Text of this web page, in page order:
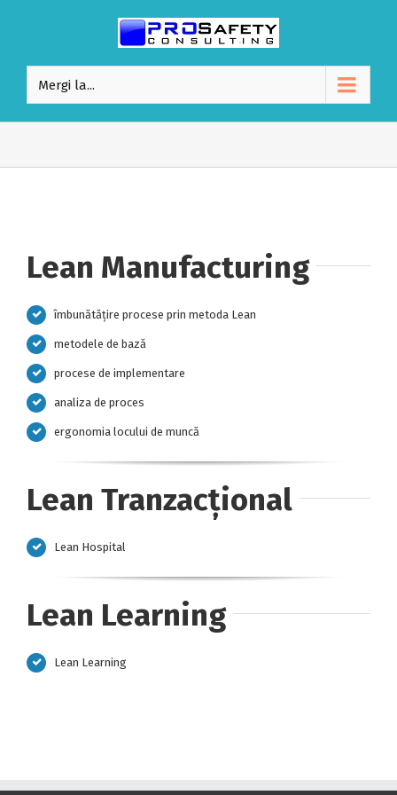
Mergi la...
Lean Manufacturing
îmbunătățire procese prin metoda Lean
metodele de bază
procese de implementare
analiza de proces
ergonomia locului de muncă
Lean Tranzacțional
Lean Hospital
Lean Learning
Lean Learning